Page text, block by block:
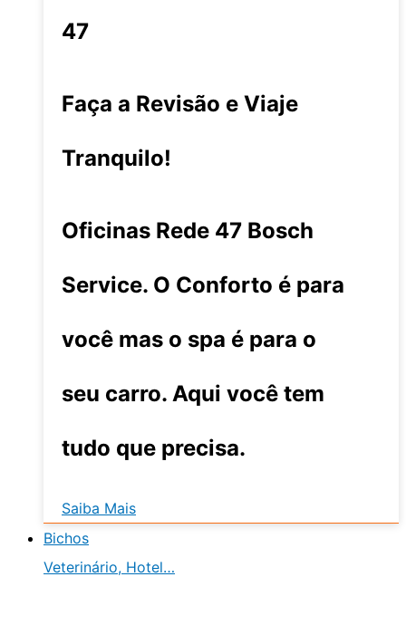
47
Faça a Revisão e Viaje
Tranquilo!
Oficinas Rede 47 Bosch
Service. O Conforto é para
você mas o spa é para o
seu carro. Aqui você tem
tudo que precisa.
Saiba Mais
Bichos
Veterinário, Hotel…